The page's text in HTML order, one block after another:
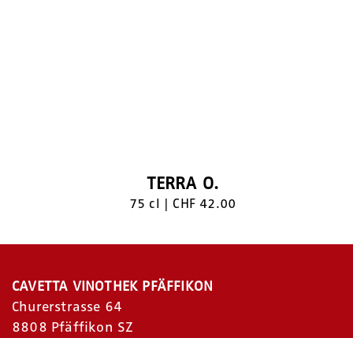
TERRA O.
75 cl | CHF 42.00
CAVETTA VINOTHEK PFÄFFIKON
Churerstrasse 64
8808 Pfäffikon SZ